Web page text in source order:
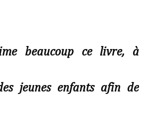
beaucoup ce livre, à
jeunes enfants afin de